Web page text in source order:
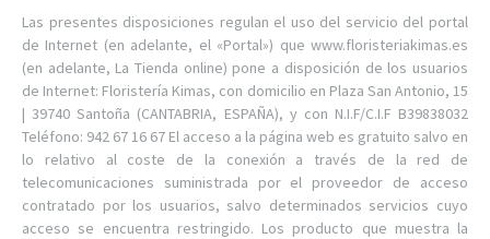
Las presentes disposiciones regulan el uso del servicio del portal
de Internet (en adelante, el «Portal») que www.floristeriakimas.es
(en adelante, La Tienda online) pone a disposición de los usuarios
de Internet: Floristería Kimas, con domicilio en Plaza San Antonio, 15
| 39740 Santoña (CANTABRIA, ESPAÑA), y con N.I.F/C.I.F B39838032
Teléfono: 942 67 16 67 El acceso a la página web es gratuito salvo en
lo relativo al coste de la conexión a través de la red de
telecomunicaciones suministrada por el proveedor de acceso
contratado por los usuarios, salvo determinados servicios cuyo
acceso se encuentra restringido. Los producto que muestra la